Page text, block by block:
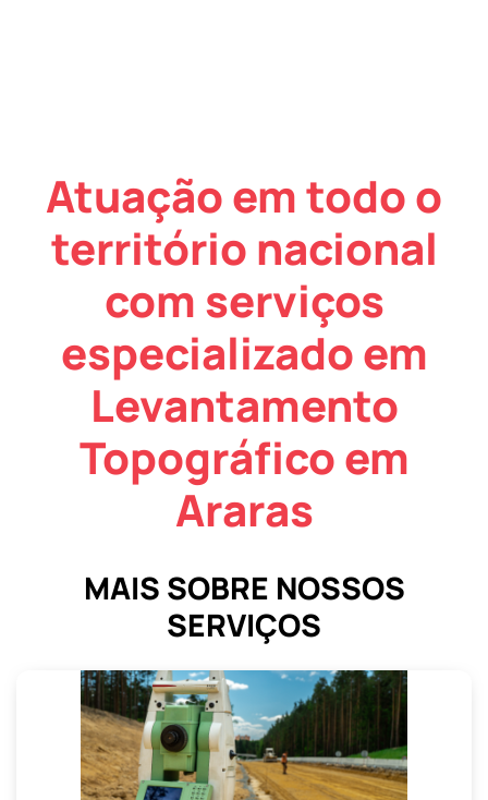
Atuação em todo o
território nacional
com serviços
especializado em
Levantamento
Topográfico em
Araras
MAIS SOBRE NOSSOS
SERVIÇOS